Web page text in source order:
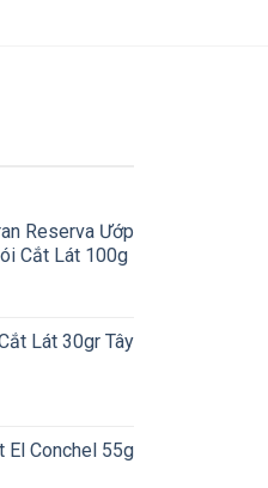
Reserva Ướp
Cắt Lát 100g
Lát 30gr Tây
El Conchel 55g